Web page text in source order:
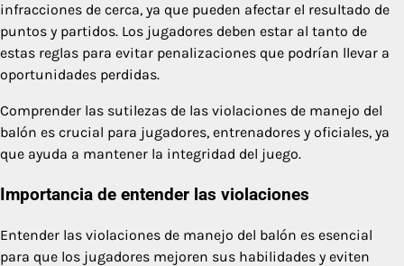
infracciones de cerca, ya que pueden afectar el resultado de
puntos y partidos. Los jugadores deben estar al tanto de
estas reglas para evitar penalizaciones que podrían llevar a
oportunidades perdidas.
Comprender las sutilezas de las violaciones de manejo del
balón es crucial para jugadores, entrenadores y oficiales, ya
que ayuda a mantener la integridad del juego.
Importancia de entender las violaciones
Entender las violaciones de manejo del balón es esencial
para que los jugadores mejoren sus habilidades y eviten